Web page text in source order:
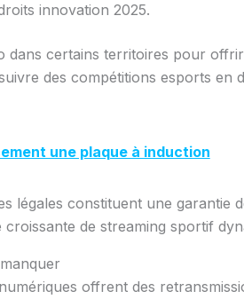
innovation 2025.
dans certains territoires pour
des compétitions esports en
une plaque à induction
légales constituent une garantie
de streaming sportif
offrent des